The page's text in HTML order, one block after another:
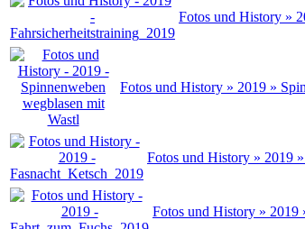
Fotos und History »
Fotos und History » 2019 »
Fotos und History » 2019
Fotos und History » 2019